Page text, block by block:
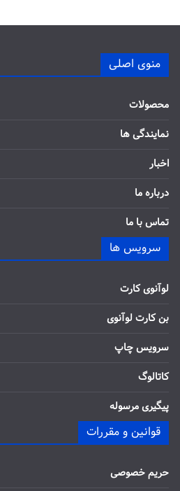
منوی اصلی
محصولات
نمایندگی ها
اخبار
درباره ما
تماس با ما
سرویس ها
لوآنوی کارت
بن کارت لوآنوی
سرویس چاپ
کاتالوگ
پیگیری مرسوله
قوانین و مقررات
حریم خصوصی